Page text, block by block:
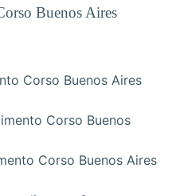
Buenos Aires
Corso Buenos Aires
Corso Buenos
Corso Buenos Aires